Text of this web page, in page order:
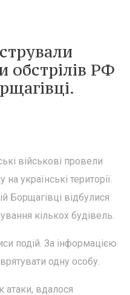
обстрілів РФ
військові провели
українські території.
Борщагівці відбулися
кількох будівель.
подій. За інформацією
одну особу.
вдалося